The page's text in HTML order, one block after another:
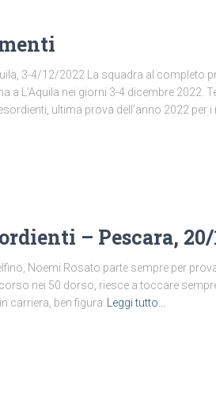
3-4/12/2022 La squadra al completo
a L’Aquila nei giorni 3-4 dicembre 2022.
ultima prova dell’anno 2022 per i
– Pescara, 20/
Noemi Rosato parte sempre per
nei 50 dorso, riesce a toccare
carriera, ben figura
Leggi tutto…